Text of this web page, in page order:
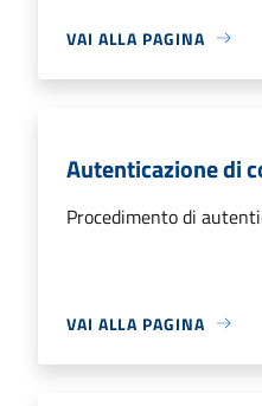
VAI ALLA PAGINA
Autenticazione di
Procedimento di
VAI ALLA PAGINA